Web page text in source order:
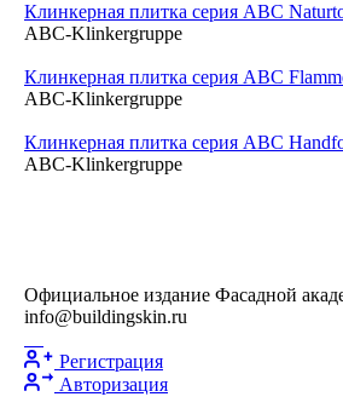
Клинкерная плитка серия ABC
ABC-Klinkergruppe
Клинкерная плитка серия ABC
ABC-Klinkergruppe
Клинкерная плитка серия ABC
ABC-Klinkergruppe
Официальное издание Фасадной
info@buildingskin.ru
Регистрация
Авторизация